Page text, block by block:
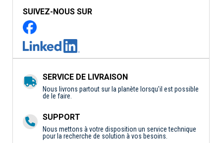
SUIVEZ-NOUS SUR
SERVICE DE LIVRAISON
Nous livrons partout sur la planète lorsqu'il est possible
de le faire.
SUPPORT
Nous mettons à votre disposition un service technique
pour la recherche de solution à vos besoins.